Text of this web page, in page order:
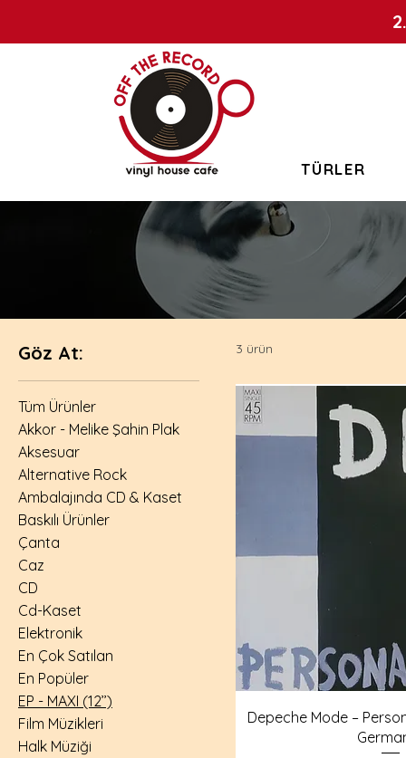
TÜRLER
Göz At:
Tüm Ürünler
Akkor - Melike Şahin Plak
Aksesuar
Alternative Rock
Ambalajında CD & Kaset
Baskılı Ürünler
Çanta
Caz
CD
Cd-Kaset
Elektronik
En Çok Satılan
En Popüler
EP - MAXI (12’’)
Film Müzikleri
Halk Müziği
3 ürün
Depeche Mode –